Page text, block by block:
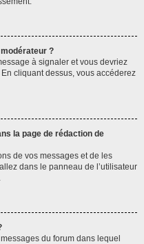
?
à signaler et vous devriez
cliquant dessus, vous accéderez
la page de rédaction de
de vos messages et de les
dans le panneau de l’utilisateur
du forum dans lequel